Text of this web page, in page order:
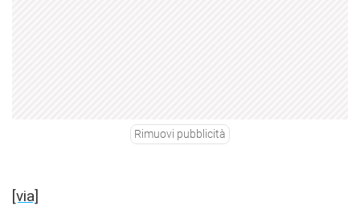
Rimuovi pubblicità
[via]